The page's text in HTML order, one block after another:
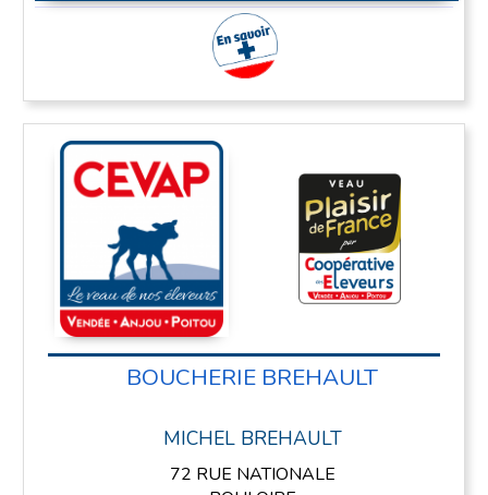
BOUCHERIE BREHAULT
MICHEL BREHAULT
72 RUE NATIONALE